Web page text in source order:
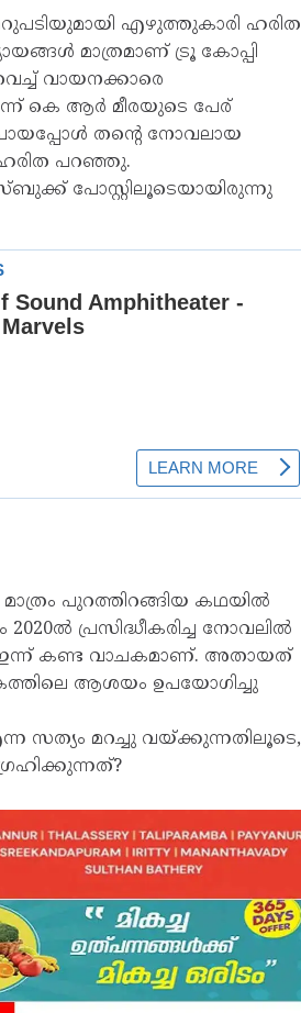
എഴുത്തുകാരി ഹരിത
മാത്രമാണ് ട്രൂ കോപ്പി
വായനക്കാരെ
കെ ആര്‍ മീരയുടെ പേര്
തന്റെ നോവലായ
പറഞ്ഞു.
പോസ്റ്റിലൂടെയായിരുന്നു
പുറത്തിറങ്ങിയ കഥയില്‍
പ്രസിദ്ധീകരിച്ച നോവലില്‍
കണ്ട വാചകമാണ്. അതായത്
ആശയം ഉപയോഗിച്ചു
സത്യം മറച്ചു വയ്ക്കുന്നതിലൂടെ,